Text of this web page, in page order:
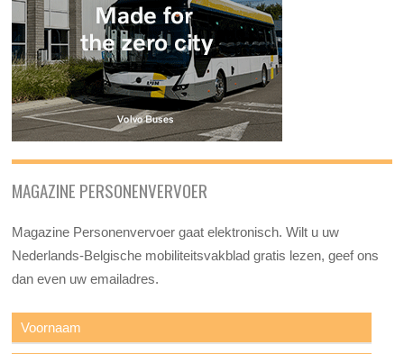
MAGAZINE PERSONENVERVOER
Magazine Personenvervoer gaat elektronisch. Wilt u uw
Nederlands-Belgische mobiliteitsvakblad gratis lezen, geef ons
dan even uw emailadres.